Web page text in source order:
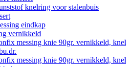
knelring voor stalenbuis
eindkap
vernikkeld
messing knie 90gr. vernikkeld, knel
messing knie 90gr. vernikkeld, knel